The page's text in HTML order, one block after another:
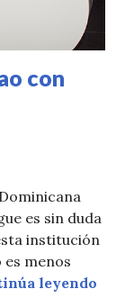
con
es sin duda
institución
es menos
leyendo